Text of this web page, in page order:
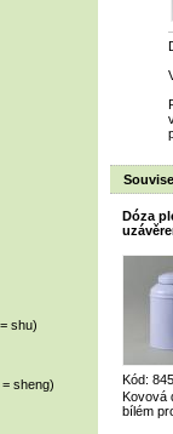
shu)
sheng)
Dóza
Kód:
Kovová
bílém